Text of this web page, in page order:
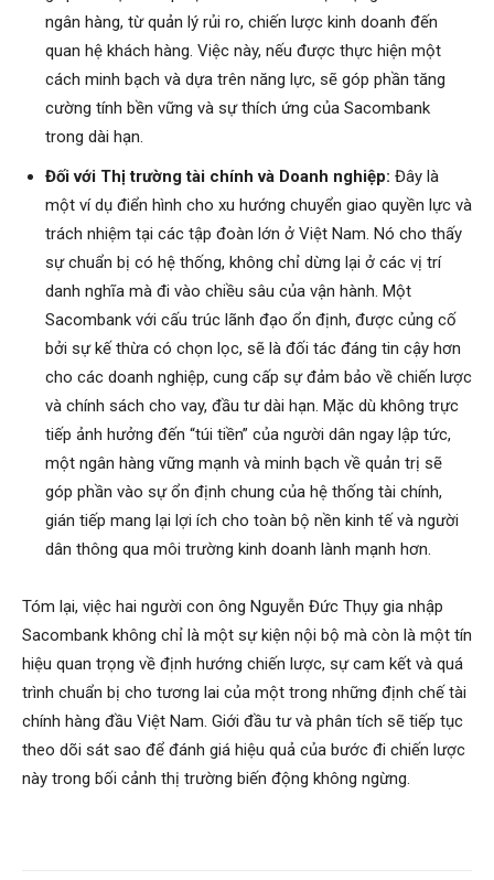
ngân hàng, từ quản lý rủi ro, chiến lược kinh doanh đến
quan hệ khách hàng. Việc này, nếu được thực hiện một
cách minh bạch và dựa trên năng lực, sẽ góp phần tăng
cường tính bền vững và sự thích ứng của Sacombank
trong dài hạn.
Đối với Thị trường tài chính và Doanh nghiệp: Đây là
một ví dụ điển hình cho xu hướng chuyển giao quyền lực và
trách nhiệm tại các tập đoàn lớn ở Việt Nam. Nó cho thấy
sự chuẩn bị có hệ thống, không chỉ dừng lại ở các vị trí
danh nghĩa mà đi vào chiều sâu của vận hành. Một
Sacombank với cấu trúc lãnh đạo ổn định, được củng cố
bởi sự kế thừa có chọn lọc, sẽ là đối tác đáng tin cậy hơn
cho các doanh nghiệp, cung cấp sự đảm bảo về chiến lược
và chính sách cho vay, đầu tư dài hạn. Mặc dù không trực
tiếp ảnh hưởng đến “túi tiền” của người dân ngay lập tức,
một ngân hàng vững mạnh và minh bạch về quản trị sẽ
góp phần vào sự ổn định chung của hệ thống tài chính,
gián tiếp mang lại lợi ích cho toàn bộ nền kinh tế và người
dân thông qua môi trường kinh doanh lành mạnh hơn.
Tóm lại, việc hai người con ông Nguyễn Đức Thụy gia nhập
Sacombank không chỉ là một sự kiện nội bộ mà còn là một tín
hiệu quan trọng về định hướng chiến lược, sự cam kết và quá
trình chuẩn bị cho tương lai của một trong những định chế tài
chính hàng đầu Việt Nam. Giới đầu tư và phân tích sẽ tiếp tục
theo dõi sát sao để đánh giá hiệu quả của bước đi chiến lược
này trong bối cảnh thị trường biến động không ngừng.